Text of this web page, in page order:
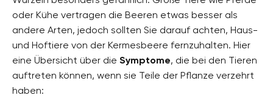
oder Kühe vertragen die Beeren etwas besser als
andere Arten, jedoch sollten Sie darauf achten, Haus-
und Hoftiere von der Kermesbeere fernzuhalten. Hier
eine Übersicht über die Symptome, die bei den Tieren
auftreten können, wenn sie Teile der Pflanze verzehrt
haben: